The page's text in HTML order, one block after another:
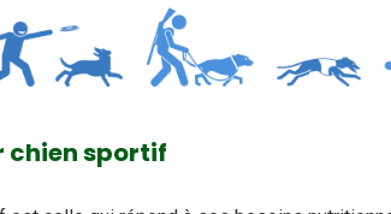
chien sportif